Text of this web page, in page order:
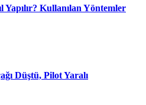
Yapılır? Kullanılan Yöntemler
Düştü, Pilot Yaralı